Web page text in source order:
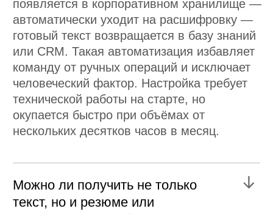
/ UI/UX-ДИЗАЙН
/ ПРОЕКТИРОВАНИЕ СЕРВИСОВ И НАПИСАНИЕ ТЗ
/ ПОДДЕРЖКА САЙТОВ И ПРИЛОЖЕНИЙ
/ ВСЕ ПРОДУКТЫ И УСЛУГИ
/ ПАРТНЕРСКАЯ ПРОГРАММА
/ КАРТА САЙТА
/ ПОЛИТИКА КОНФИДЕНЦИАЛЬНОСТИ
/ АУТСТАФФИНГ IT-ПЕРСОНАЛА